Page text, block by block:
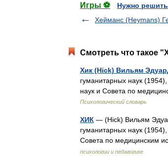
Игры ⚽
Нужно
Хейманс (Heymans)
Смотреть что такое
Хик (Hick) Вильям
гуманитарных наук
наук и Совета по
Психологический словарь
ХИК — (Hick) Вильям
гуманитарных наук
Совета по медицинским
психологии и педагогике